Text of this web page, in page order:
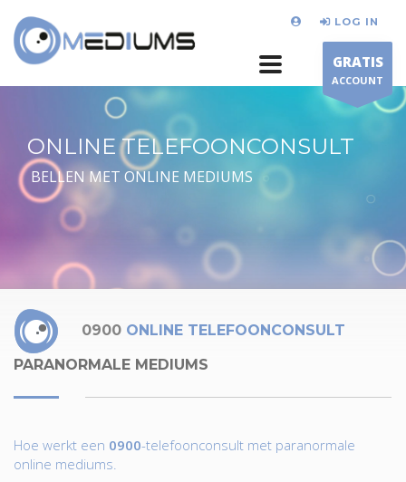
LOG IN
GRATIS
ACCOUNT
ONLINE TELEFOONCONSULT
BELLEN MET ONLINE MEDIUMS
0900 ONLINE TELEFOONCONSULT
PARANORMALE MEDIUMS
Hoe werkt een 0900-telefoonconsult met paranormale
online mediums.